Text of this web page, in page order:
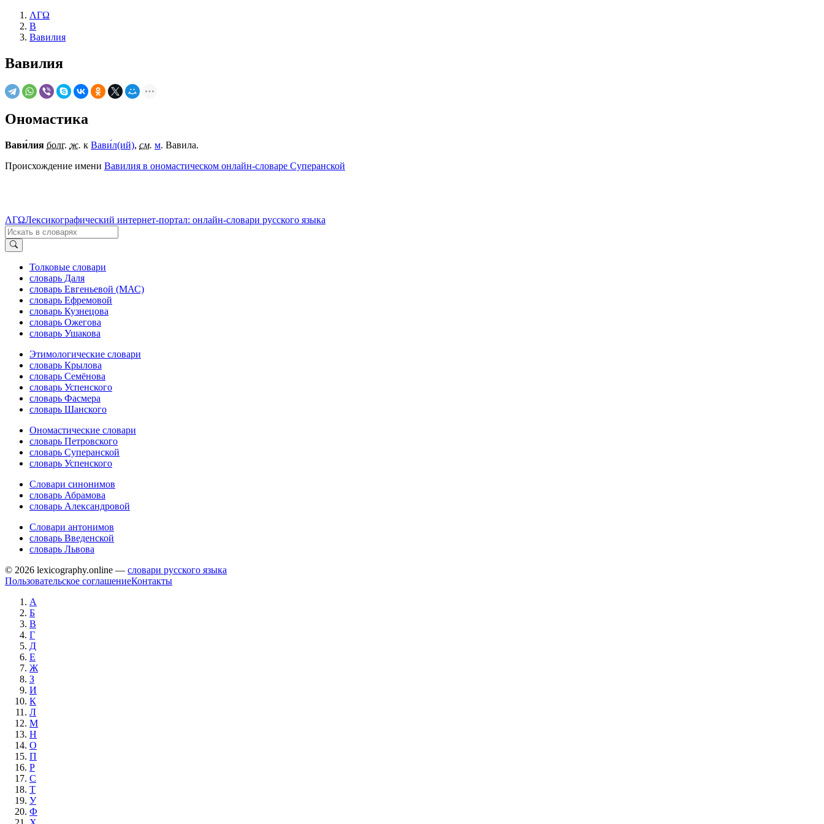
ΛΓΩ
В
Вавилия
Вавилия
Ономастика
Вави́лия болг. ж. к Вави́л(ий), см. м. Вавила.
Происхождение имени Вавилия в ономастическом онлайн-словаре Суперанской
ΛΓΩЛексикографический интернет-портал: онлайн-словари русского языка
Толковые словари
словарь Даля
словарь Евгеньевой (МАС)
словарь Ефремовой
словарь Кузнецова
словарь Ожегова
словарь Ушакова
Этимологические словари
словарь Крылова
словарь Семёнова
словарь Успенского
словарь Фасмера
словарь Шанского
Ономастические словари
словарь Петровского
словарь Суперанской
словарь Успенского
Словари синонимов
словарь Абрамова
словарь Александровой
Словари антонимов
словарь Введенской
словарь Львова
© 2026 lexicography.online — словари русского языка
Пользовательское соглашениеКонтакты
А
Б
В
Г
Д
Е
Ж
З
И
К
Л
М
Н
О
П
Р
С
Т
У
Ф